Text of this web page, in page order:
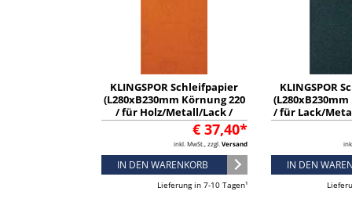
KLINGSPOR Schleifpapier
(L280xB230mm Körnung 220
/ für Holz/Metall/Lack /
Inhalt: 50 Stück) - 2052
€ 37,40*
inkl. MwSt., zzgl. Versand
IN DEN WARENKORB
Lieferung in 7-10 Tagen¹
KLINGSPOR
/ für Lack/
Stück) -
IN DEN